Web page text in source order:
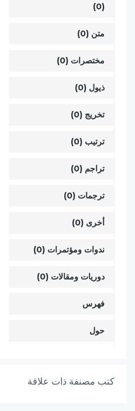
(0)
متن (0)
مختصرات (0)
ذيول (0)
تخريج (0)
ترتيب (0)
تراجم (0)
ترجمات (0)
أخرى (0)
ندوات ومؤتمرات (0)
دوريات ومقالات (0)
فهرس
حول
كتب مصنفة ذات علاقة